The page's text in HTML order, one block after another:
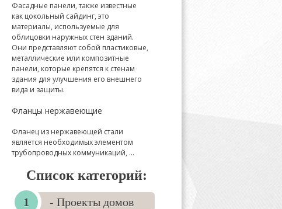
Фасадные панели, также известные
как цокольный сайдинг, это
материалы, используемые для
облицовки наружных стен зданий.
Они представляют собой пластиковые,
металлические или композитные
панели, которые крепятся к стенам
здания для улучшения его внешнего
вида и защиты.
Фланцы нержавеющие
Фланец из нержавеющей стали
является необходимых элементом
трубопроводных коммуникаций, ...
Список категорий:
- Проекты домов